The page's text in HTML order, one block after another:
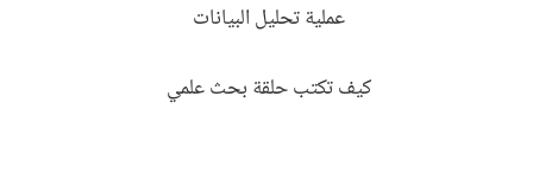
عملية تحليل البيانات
كيف تكتب حلقة بحث علمي